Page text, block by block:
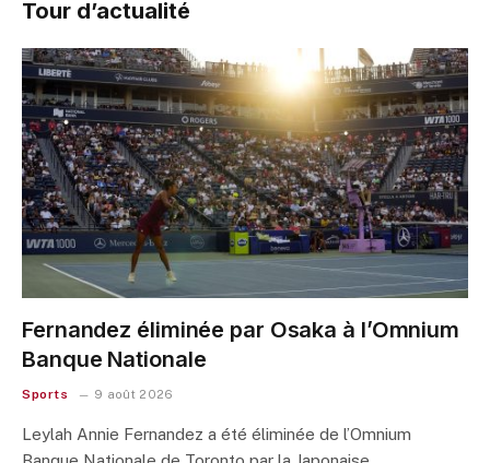
Tour d’actualité
Fernandez éliminée par Osaka à l’Omnium
Banque Nationale
Sports 9 août 2026
Leylah Annie Fernandez a été éliminée de l’Omnium